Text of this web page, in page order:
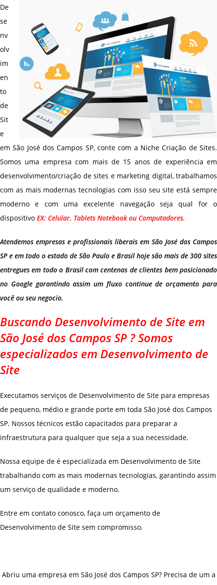
De
se
nv
olv
im
en
to
de
Sit
e
em São José dos Campos SP, conte com a Niche Criação de Sites.
Somos uma empresa com mais de 15 anos de experiência em
desenvolvimento/criação de sites e marketing digital, trabalhamos
com as mais modernas tecnologias com isso seu site está sempre
moderno e com uma excelente navegação seja qual for o
dispositivo EX: Celular, Tablets Notebook ou Computadores.
Atendemos empresas e profissionais liberais em São José dos Campos
SP e em todo o estado de São Paulo e Brasil hoje são mais de 300 sites
entregues em todo o Brasil com centenas de clientes bem posicionado
no Google garantindo assim um fluxo continue de orçamento para
você ou seu negocio.
Buscando Desenvolvimento de Site em
São José dos Campos SP ? Somos
especializados em Desenvolvimento de
Site
Executamos serviços de Desenvolvimento de Site para empresas
de pequeno, médio e grande porte em toda São José dos Campos
SP. Nossos técnicos estão capacitados para preparar a
infraestrutura para qualquer que seja a sua necessidade.
Nossa equipe de é especializada em Desenvolvimento de Site
trabalhando com as mais modernas tecnologias, garantindo assim
um serviço de qualidade e moderno.
Entre em contato conosco, faça um orçamento de
Desenvolvimento de Site sem compromisso.
Abriu uma empresa em São José dos Campos SP? Precisa de um a